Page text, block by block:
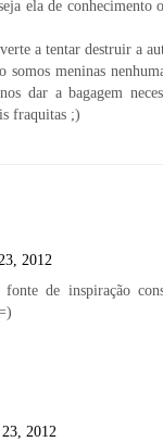
ela de conhecimento
a tentar destruir a
somos meninas
dar a bagagem
fraquitas ;)
2012
de inspiração
2012